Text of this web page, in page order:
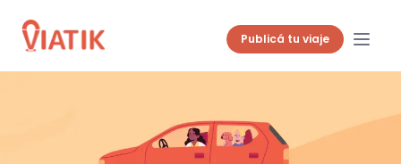
Publicá tu viaje